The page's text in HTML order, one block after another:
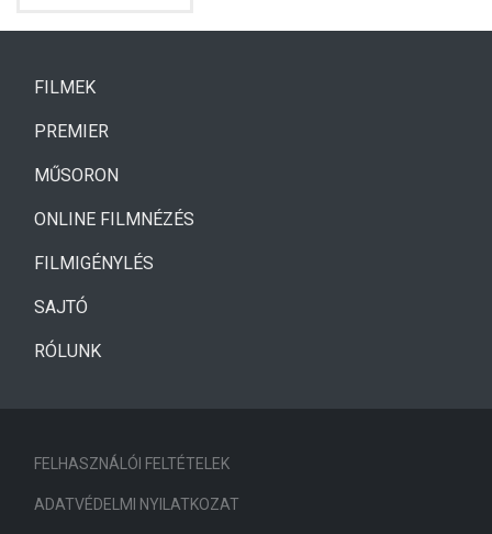
FILMEK(CURRENT)
PREMIER
MŰSORON
ONLINE FILMNÉZÉS
FILMIGÉNYLÉS
SAJTÓ
RÓLUNK
FELHASZNÁLÓI FELTÉTELEK
ADATVÉDELMI NYILATKOZAT